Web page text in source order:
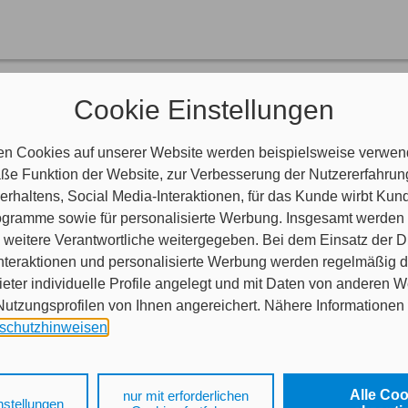
Cookie Einstellungen
Cookies auf unserer Website werden beispielsweise
Funktion der Website, zur Verbesserung der
Social Media-Interaktionen, für das Kunde wirbt
sowie für personalisierte Werbung. Insgesamt werden
Verantwortliche weitergegeben. Bei dem Einsatz der
und personalisierte Werbung werden regelmäßig
individuelle Profile angelegt und mit Daten von anderen
von Ihnen angereichert. Nähere
sowohl der Speicherung der notwendigen
Alle
nur mit erforderlichen
helfen?
Fragen?